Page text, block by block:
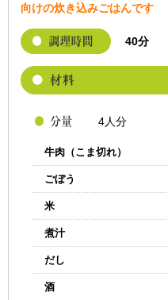
向けの炊き込みごはんです
40分
4人分
牛肉（こま切れ）
ごぼう
米
煮汁
だし
酒